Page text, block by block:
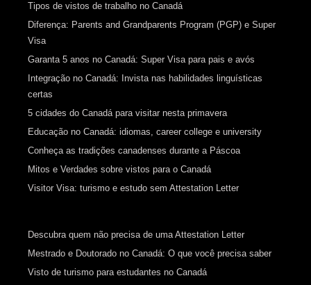
Tipos de vistos de trabalho no Canadá
Diferença: Parents and Grandparents Program (PGP) e Super
Visa
Garanta 5 anos no Canadá: Super Visa para pais e avós
Integração no Canadá: Invista nas habilidades linguísticas
certas
5 cidades do Canadá para visitar nesta primavera
Educação no Canadá: idiomas, career college e university
Conheça as tradições canadenses durante a Páscoa
Mitos e Verdades sobre vistos para o Canadá
Visitor Visa: turismo e estudo sem Attestation Letter
Descubra quem não precisa de uma Attestation Letter
Mestrado e Doutorado no Canadá: O que você precisa saber
Visto de turismo para estudantes no Canadá